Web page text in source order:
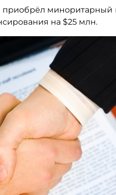
приобрёл миноритарный
на $25 млн.